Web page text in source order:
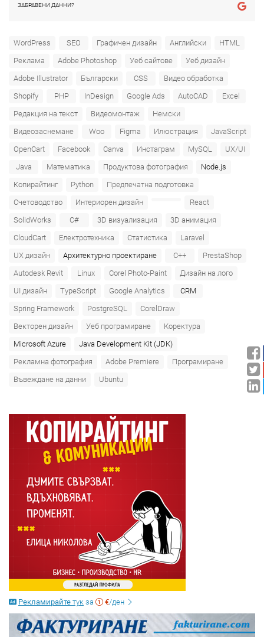
ЗАБРАВЕНИ ДАННИ?
WordPress SEO Графичен дизайн Английски
HTML
Реклама
Adobe Photoshop Уеб сайтове
Уеб дизайн
Adobe Illustrator
Български CSS
Видео обработка
Shopify
PHP InDesign Google Ads AutoCAD
Excel
Редакция на текст
Видеомонтаж
Немски
Видеозаснемане
Woo Figma Илюстрация
JavaScript
OpenCart
Facebook Canva Инстаграм MySQL
UX/UI
Java
Математика Продуктова фотография
Node.js
Копирайтинг
Python
Предпечатна подготовка
Счетоводство
Интериорен дизайн
React
SolidWorks
C# 3D визуализация
3D анимация
CloudCart
Електротехника Статистика
Laravel
UX дизайн
Архитектурно проектиране C++
PrestaShop
Autodesk Revit
Linux Corel Photo-Paint
Дизайн на лого
UI дизайн
TypeScript Google Analytics
CRM
Spring Framework
PostgreSQL
CorelDraw
Векторен дизайн
Уеб програмиране
Коректура
Microsoft Azure‎
Java Development Kit (JDK)
Рекламна фотография
Adobe Premiere
Програмиране
Въвеждане на данни
Ubuntu
Рекламирайте тук за €/ден